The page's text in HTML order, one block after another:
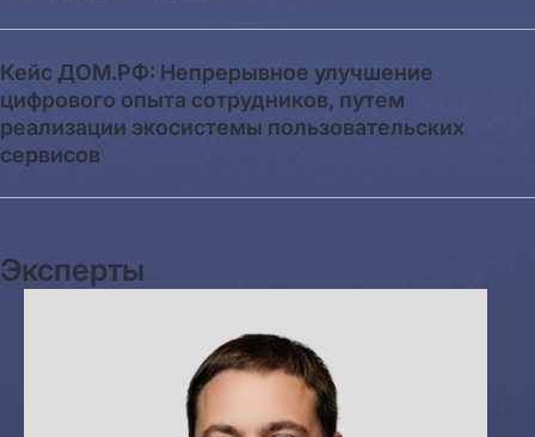
Кейс ДОМ.РФ: Непрерывное улучшение
цифрового опыта сотрудников, путем
реализации экосистемы пользовательских
сервисов
Эксперты